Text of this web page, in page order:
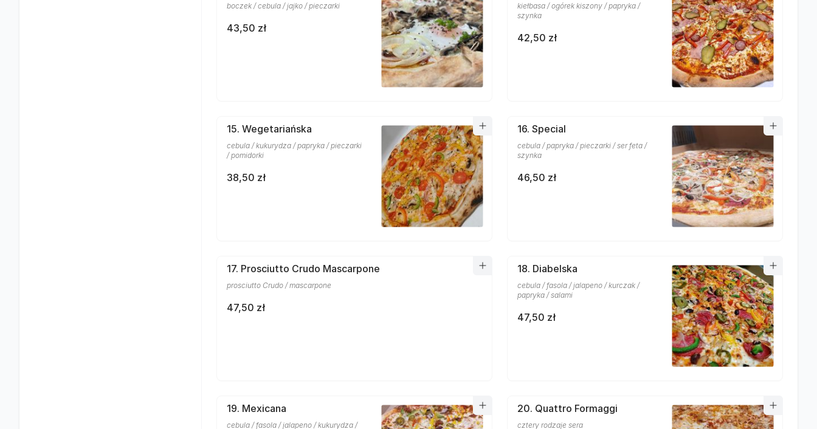
boczek / cebula / jajko / pieczarki
43,50 zł
kiełbasa / ogórek kiszony / papryka /
szynka
42,50 zł
15. Wegetariańska
cebula / kukurydza / papryka / pieczarki
/ pomidorki
38,50 zł
16. Special
cebula / papryka / pieczarki / ser feta /
szynka
46,50 zł
17. Prosciutto Crudo Mascarpone
prosciutto Crudo / mascarpone
47,50 zł
18. Diabelska
cebula / fasola / jalapeno / kurczak /
papryka / salami
47,50 zł
19. Mexicana
cebula / fasola / jalapeno / kukurydza /
20. Quattro Formaggi
cztery rodzaje sera